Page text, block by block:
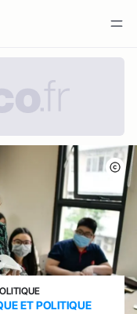
ET POLITIQUE